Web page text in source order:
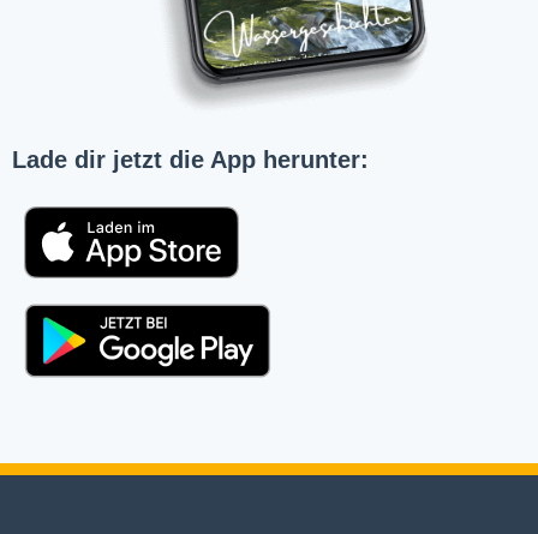
Lade dir jetzt die App herunter: